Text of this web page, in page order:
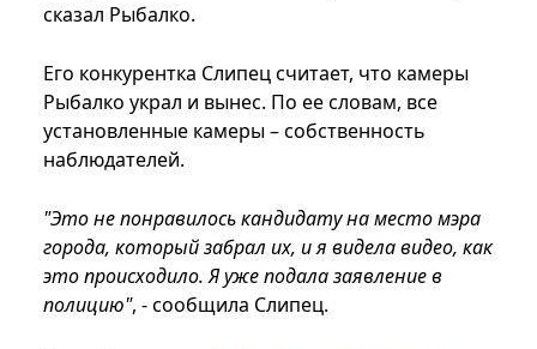
сказал Рыбалко.
Его конкурентка Слипец считает, что камеры
Рыбалко украл и вынес. По ее словам, все
установленные камеры – собственность
наблюдателей.
"Это не понравилось кандидату на место мэра
города, который забрал их, и я видела видео, как
это происходило. Я уже подала заявление в
полицию", - сообщила Слипец.